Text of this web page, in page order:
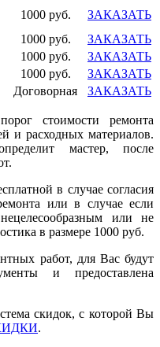
1000 руб.
ЗАКАЗАТЬ
1000 руб.
ЗАКАЗАТЬ
1000 руб.
ЗАКАЗАТЬ
1000 руб.
ЗАКАЗАТЬ
Договорная ЗАКАЗАТЬ
стоимости ремонта
и расходных материалов.
мастер, после
в случае согласия
или в случае если
или не
в размере 1000 руб.
работ, для Вас будут
и предоставлена
скидок, с которой Вы
.